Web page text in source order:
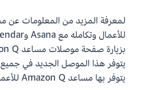
بزيارة صفحة موصلات مساعد Amazon Q للأعمال
يتوفر هذا الموصل الجديد في جميع
يتوفر بها مساعد Amazon Q للأعمال.